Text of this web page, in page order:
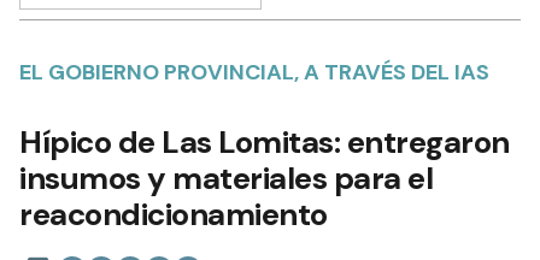
EL GOBIERNO PROVINCIAL, A TRAVÉS DEL IAS
Hípico de Las Lomitas: entregaron
insumos y materiales para el
reacondicionamiento